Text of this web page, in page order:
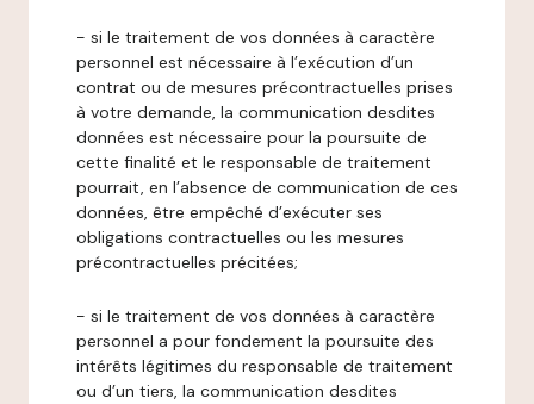
- si le traitement de vos données à caractère
personnel est nécessaire à l’exécution d’un
contrat ou de mesures précontractuelles prises
à votre demande, la communication desdites
données est nécessaire pour la poursuite de
cette finalité et le responsable de traitement
pourrait, en l’absence de communication de ces
données, être empêché d’exécuter ses
obligations contractuelles ou les mesures
précontractuelles précitées;
- si le traitement de vos données à caractère
personnel a pour fondement la poursuite des
intérêts légitimes du responsable de traitement
ou d’un tiers, la communication desdites